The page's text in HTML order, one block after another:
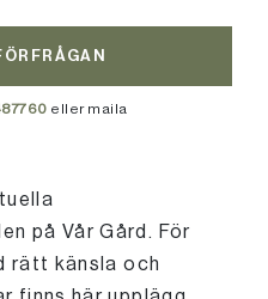
eller maila
på Vår Gård. För
rätt känsla och